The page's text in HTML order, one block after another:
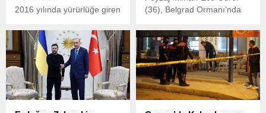
2016 yılında yürürlüğe giren
uygulamasıyla birlikte, eski
sürücü belgelerinin
yenilenmesi zorunluluğu
getirildi.
(36), Belgrad Ormanı’nda
dün gece saat 01.15
sıralarında sarp bir ormanlık
alanda hafif yaralı olarak
bulunmuştu.